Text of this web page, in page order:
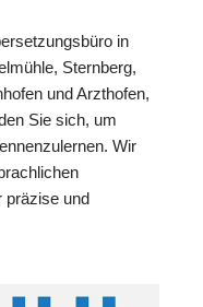
in
Sternberg,
und Arzthofen,
Sie sich, um
Wir
präzise und